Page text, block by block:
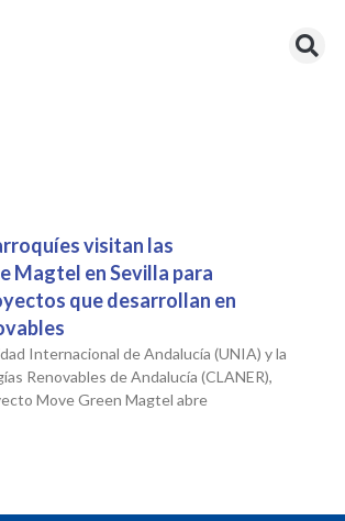
visitan las
Magtel en Sevilla para
que desarrollan en
Internacional de Andalucía (UNIA) y la
Renovables de Andalucía (CLANER),
Move Green Magtel abre